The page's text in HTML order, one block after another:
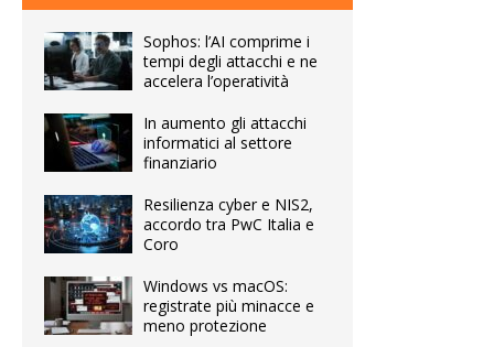
Sophos: l’AI comprime i
tempi degli attacchi e ne
accelera l’operatività
In aumento gli attacchi
informatici al settore
finanziario
Resilienza cyber e NIS2,
accordo tra PwC Italia e
Coro
Windows vs macOS:
registrate più minacce e
meno protezione